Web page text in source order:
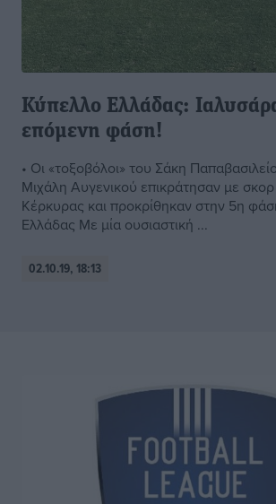
Κύπελλο Ελλάδας:
επόμενη φάση!
• Οι «τοξοβόλοι» του Σάκη
Μιχάλη Αυγενικού επικράτησαν με σκορ
Κέρκυρας και προκρίθηκαν στην 5η
Ελλάδας Με μία ουσιαστική ...
02.10.19, 18:13